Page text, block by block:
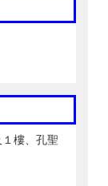
樓、孔聖